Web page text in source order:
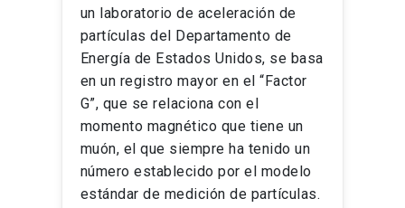
un laboratorio de aceleración de
partículas del Departamento de
Energía de Estados Unidos, se basa
en un registro mayor en el “Factor
G”, que se relaciona con el
momento magnético que tiene un
muón, el que siempre ha tenido un
número establecido por el modelo
estándar de medición de partículas.